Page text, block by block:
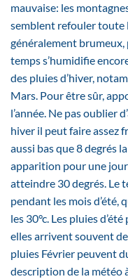
mauvaise: les
semblent refouler toute
généralement brumeux,
temps s’humidifie
des pluies d’hiver,
Mars. Pour être sûr,
l’année. Ne pas oublier
hiver il peut faire assez
aussi bas que 8 degrés
apparition pour une
atteindre 30 degrés. Le
pendant les mois
les 30°c. Les pluies
elles arrivent souvent
pluies Février peuvent
description de la météo